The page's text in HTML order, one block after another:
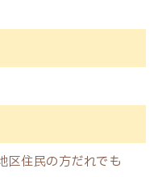
区住民の方だれでも